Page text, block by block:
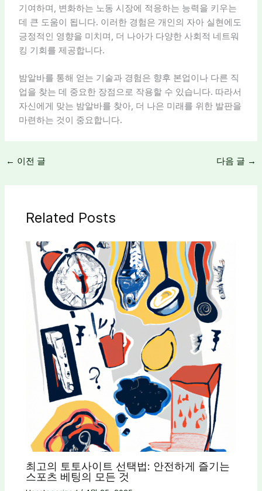
기여하며, 변화하는 노동 시장에 적응하는 능력을 키우는
데 큰 도움이 됩니다. 이러한 경험은 개인의 자아 실현에도
긍정적인 영향을 미치며, 더 나아가 다양한 사회적 네트워
킹 기회를 제공합니다.
밤알바를 통해 얻는 기술과 경험은 향후 본업이나 다른 직
업을 찾는 데 중요한 장점으로 작용할 수 있습니다. 따라서
자신에게 맞는 밤알바를 찾아, 더 나은 미래를 위한 발판을
마련하는 것이 중요합니다.
← 이전 글 다음 글 →
Related Posts
최고의 토토사이트 선택법: 안전하게 즐기는
스포츠 베팅의 모든 것